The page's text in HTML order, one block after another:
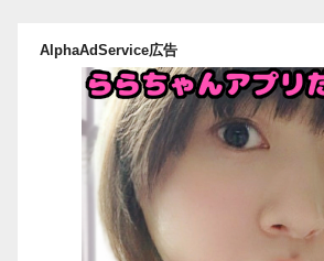
事
AlphaAdService広告